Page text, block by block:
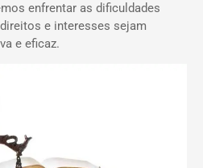
enfrentar as dificuldades
e interesses sejam
e eficaz.